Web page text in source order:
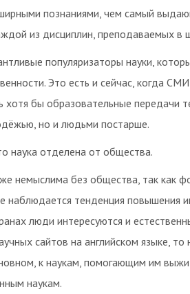
познаниями, чем самый
из дисциплин, преподаваемых в
популяризаторы науки,
Это есть и сейчас, когда СМИ
бы образовательные передачи
но и людьми постарше.
наука отделена от общества.
немыслима без общества, так как
тенденция повышения
люди интересуются и
сайтов на английском языке, то
к наукам, помогающим им
наукам.